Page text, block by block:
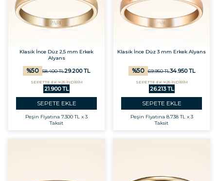
Klasik İnce Düz 2,5 mm Erkek
Alyans
%50 58.400TL29.200TL
SEPETTE EK %25 İNDİRİM
21.900 TL
SEPETE EKLE
Peşin Fiyatına 7.300 TL x 3
Taksit
Klasik İnce Düz 3 mm Erkek Alyans
%50 69.950TL34.950TL
SEPETTE EK %25 İNDİRİM
26.213 TL
SEPETE EKLE
Peşin Fiyatına 8.738 TL x 3
Taksit